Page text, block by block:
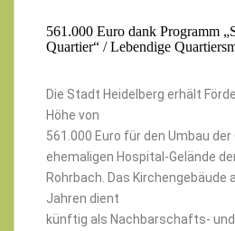
561.000 Euro dank Programm
Quartier“ / Lebendige
Die Stadt Heidelberg erhält
Höhe von
561.000 Euro für den Umbau
ehemaligen Hospital-Gelände
Rohrbach. Das Kirchengebäude
Jahren dient
künftig als Nachbarschafts-